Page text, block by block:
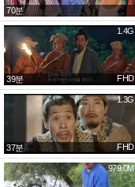
70분
1.4G
39분 FHD
1.3G
37분 FHD
979.0M